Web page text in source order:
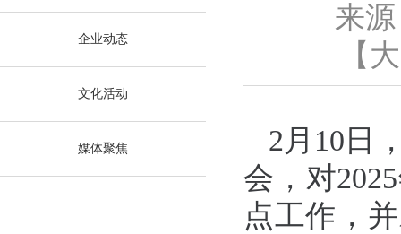
企业动态
文化活动
媒体聚焦
来
【 大
2月10日
会，对
点工作，